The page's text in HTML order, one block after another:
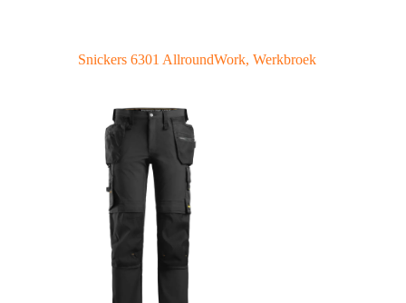
Snickers 6301 AllroundWork, Werkbroek